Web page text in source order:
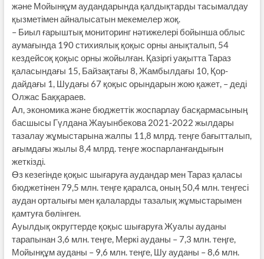
және Мойынқұм аудандарында қалдықтарды тасымалдау
қызметімен айналысатын мекемелер жоқ.
– Биыл ғарыштық мониторинг нәтижелері бойынша облыс
аумағында 190 стихиялық қоқыс орны анықталып, 54
кездейсоқ қоқыс орны жойылған. Қазіргі уақытта Тараз
қаласындағы 15, Байзақтағы 8, Жамбылдағы 10, Қор­
дайдағы 1, Шудағы 67 қоқыс орындарын жою қажет, – деді
Олжас Баққараев.
Ал, экономика және бюджеттік жоспарлау басқармасының
басшысы Гүлдана Жауынбекова 2021-2022 жылдары
тазалау жұмыстарына жалпы 11,8 млрд. теңге бағытталып,
ағым­дағы жылы 8,4 млрд. теңге жоспар­лан­ғандығын
жеткізді.
Өз кезегінде қоқыс шығаруға аудандар мен Тараз қаласы
бюджетінен 79,5 млн. теңге қаралса, оның 50,4 млн. теңгесі
аудан орталығы мен қалаларды тазалық жұмыстарымен
қамтуға бөлінген.
Ауылдық округтерде қоқыс шығаруға Жуалы ауданы
тарапынан 3,6 млн. теңге, Меркі ауданы – 7,3 млн. теңге,
Мойынқұм ауданы – 9,6 млн. теңге, Шу ауданы – 8,6 млн.